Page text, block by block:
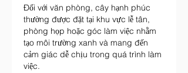
Đối với văn phòng, cây hạnh phúc
thường được đặt tại khu vực lễ tân,
phòng họp hoặc góc làm việc nhằm
tạo môi trường xanh và mang đến
cảm giác dễ chịu trong quá trình làm
việc.